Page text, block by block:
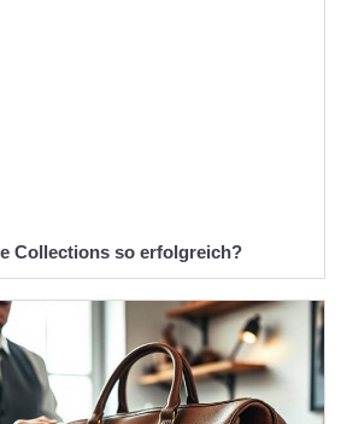
Collections so erfolgreich?